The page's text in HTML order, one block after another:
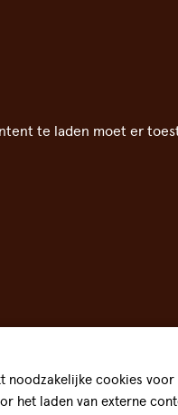
noodzakelijke cookies
het laden van externe
te laden moet er